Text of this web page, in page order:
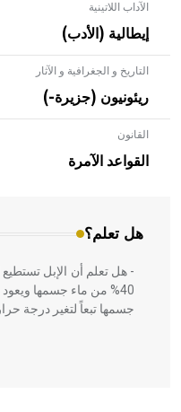
الآداب اللاتينية
إيطالية (الأدب)
التاريخ و الجغرافية و الآثار
ريئونيون (جزيرة-)
القانون
القواعد الآمرة
هل تعلم؟
- هل تعلم أن الأبلق نوع
بالعمارة الإسلامية
المعمار على بناء
- هل تعلم أن الإبل
40% من ماء جسمها
جسمها تبعاً لتغير درجة